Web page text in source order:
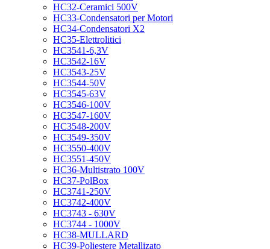
HC32-Ceramici 500V
HC33-Condensatori per Motori
HC34-Condensatori X2
HC35-Elettrolitici
HC3541-6,3V
HC3542-16V
HC3543-25V
HC3544-50V
HC3545-63V
HC3546-100V
HC3547-160V
HC3548-200V
HC3549-350V
HC3550-400V
HC3551-450V
HC36-Multistrato 100V
HC37-PolBox
HC3741-250V
HC3742-400V
HC3743 - 630V
HC3744 - 1000V
HC38-MULLARD
HC39-Poliestere Metallizato